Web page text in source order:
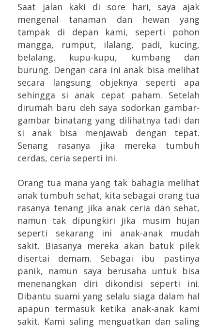
Saat jalan kaki di sore hari, saya ajak
mengenal tanaman dan hewan yang
tampak di depan kami, seperti pohon
mangga, rumput, ilalang, padi, kucing,
belalang, kupu-kupu, kumbang dan
burung. Dengan cara ini anak bisa melihat
secara langsung objeknya seperti apa
sehingga si anak cepat paham. Setelah
dirumah baru deh saya sodorkan gambar-
gambar binatang yang dilihatnya tadi dan
si anak bisa menjawab dengan tepat.
Senang rasanya jika mereka tumbuh
cerdas, ceria seperti ini.
Orang tua mana yang tak bahagia melihat
anak tumbuh sehat, kita sebagai orang tua
rasanya tenang jika anak ceria dan sehat,
namun tak dipungkiri jika musim hujan
seperti sekarang ini anak-anak mudah
sakit. Biasanya mereka akan batuk pilek
disertai demam. Sebagai ibu pastinya
panik, namun saya berusaha untuk bisa
menenangkan diri dikondisi seperti ini.
Dibantu suami yang selalu siaga dalam hal
apapun termasuk ketika anak-anak kami
sakit. Kami saling menguatkan dan saling